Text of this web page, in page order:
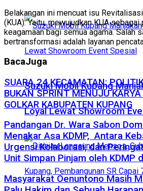
Suzuki Mobil Kupang
Loyal Lewat Showroom
Belakangan ini mencuat isu
(KUA). Yaitu, mewujudkan KUA sebagai
keagamaan bagi semua agama. Salah
bertransformasi adalah layanan
BacaJuga
SUARA 24 KECAMATAN:
BUKAN SPRINT MENUJU
GOLKAR KABUPATEN KUPANG
Pandangan Dr. Wara Sabon
Menakar Asa KDMP, Antara
Urgensi Kolaborasi, dan
Unit Simpan Pinjam oleh KDMP
Masyarakat Oenuntono Masih